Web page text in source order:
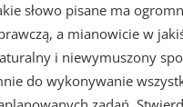
słowo pisane ma
a mianowicie w
i niewymuszony
do wykonywanie